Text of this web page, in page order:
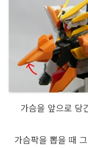
가슴을 앞으로 당
가슴팍을 뽑을 때